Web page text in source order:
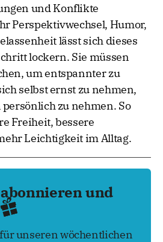
und Konflikte
Perspektivwechsel, Humor,
lässt sich dieses
lockern. Sie müssen
um entspannter zu
selbst ernst zu nehmen,
zu nehmen. So
Freiheit, bessere
Leichtigkeit im Alltag.
und
unseren wöchentlichen